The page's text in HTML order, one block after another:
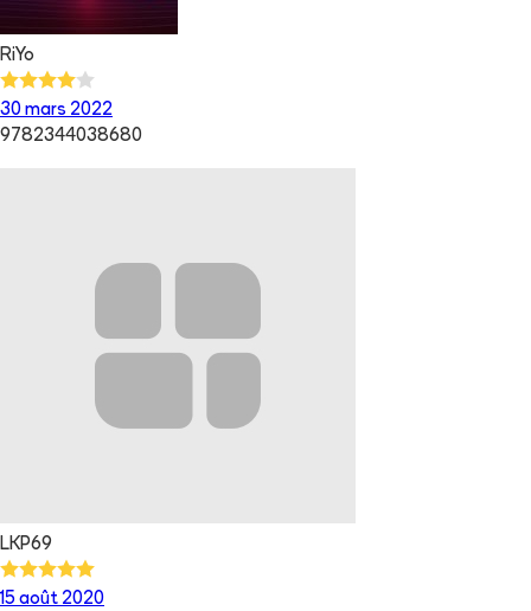
RiYo
30 mars 2022
9782344038680
LKP69
15 août 2020